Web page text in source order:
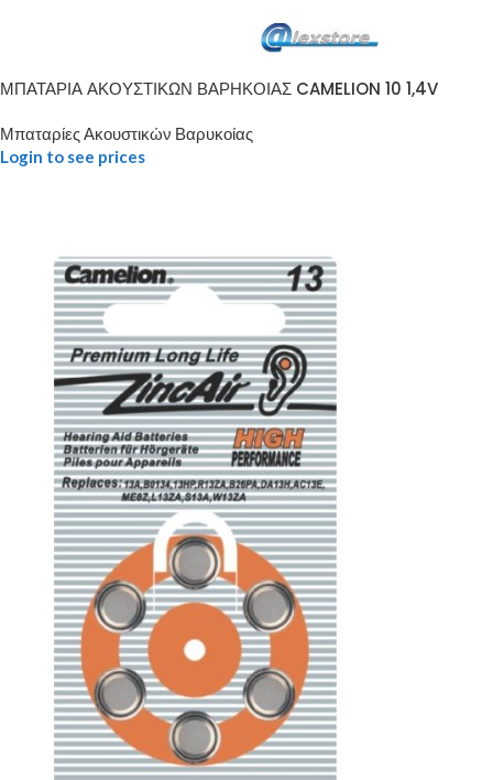
ΜΠΑΤΑΡΙΑ ΑΚΟΥΣΤΙΚΩΝ ΒΑΡΗΚΟΙΑΣ CAMELION 10 1,4V
Μπαταρίες Ακουστικών Βαρυκοίας
Login to see prices